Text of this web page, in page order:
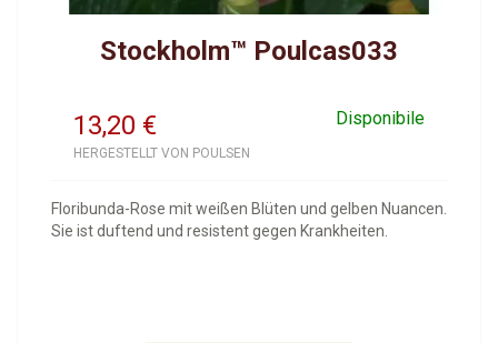
Stockholm™ Poulcas033
13,20 Disponibile
€
HERGESTELLT VON POULSEN
Floribunda-Rose mit weißen Blüten und gelben Nuancen.
Sie ist duftend und resistent gegen Krankheiten.